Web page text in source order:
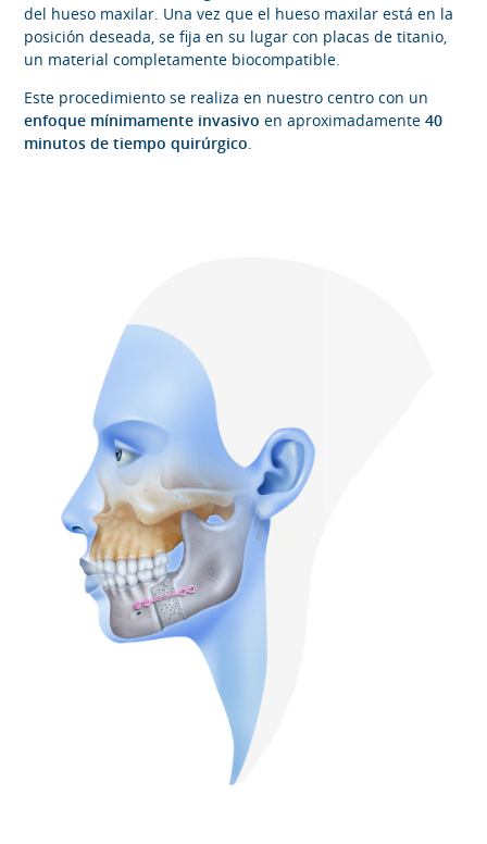
del hueso maxilar. Una vez que el hueso maxilar está en la
posición deseada, se fija en su lugar con placas de titanio,
un material completamente biocompatible.
Este procedimiento se realiza en nuestro centro con un
enfoque mínimamente invasivo en aproximadamente40
minutos de tiempo quirúrgico.